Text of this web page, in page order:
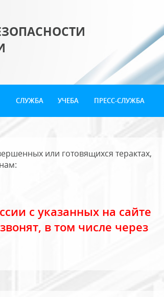
СЛУЖБА УЧЕБА ПРЕСС-СЛУЖБА
или готовящихся терактах,
с указанных на сайте
в том числе через